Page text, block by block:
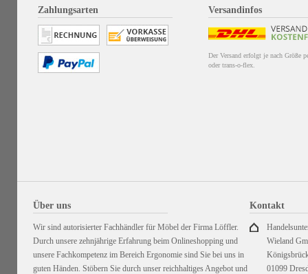
Zahlungsarten Versandinfos
Der Versand erfolgt je nach Größe
oder trans-o-flex.
Über uns
Wir sind autorisierter Fachhändler für Möbel der Firma Löffler.
Durch unsere zehnjährige Erfahrung beim Onlineshopping und
unsere Fachkompetenz im Bereich Ergonomie sind Sie bei uns in
guten Händen. Stöbern Sie durch unser reichhaltiges Angebot und
Kontakt
Wieland
01099